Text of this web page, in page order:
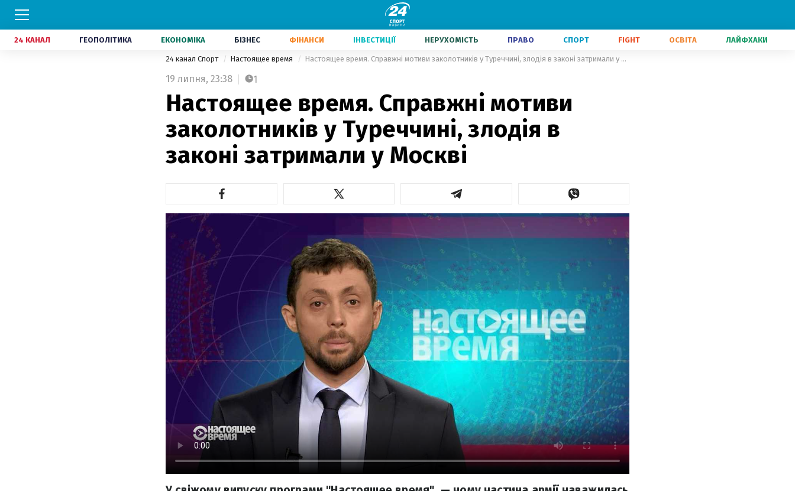
24 КАНАЛ ГЕОПОЛІТИКА ЕКОНОМІКА БІЗНЕС ФІНАНСИ ІНВЕСТИЦІЇ НЕРУХОМІСТЬ ПРАВО СПОРТ FIGHT ОСВІТА ЛАЙФХАКИ
24 канал Спорт Настоящее время Настоящее время. Справжні мотиви заколотників у Туреччині, злодія в законі затримали у Москві
19 липня, 23:38 1
Настоящее время. Справжні мотиви
заколотників у Туреччині, злодія в
законі затримали у Москві